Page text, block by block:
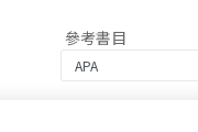
參考書目